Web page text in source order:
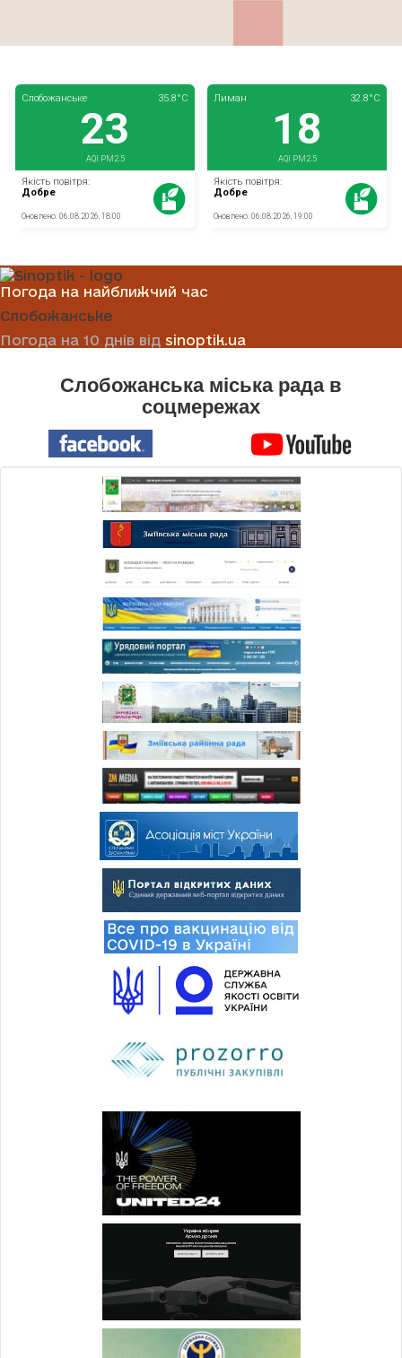
Погода на найближчий час
Слобожанське
Погода на 10 днів від sinoptik.ua
Слобожанська міська рада в
соцмережах